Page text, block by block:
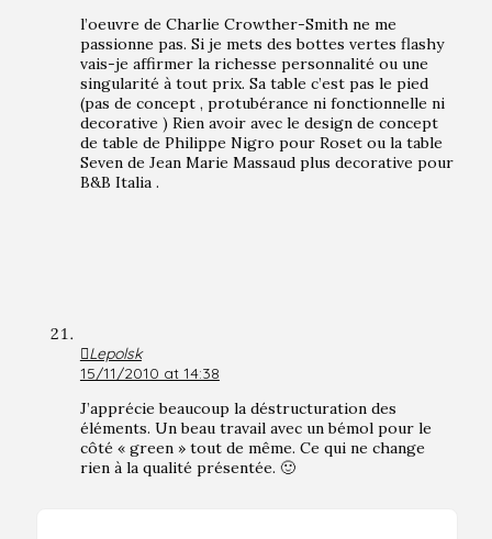
l’oeuvre de Charlie Crowther-Smith ne me
passionne pas. Si je mets des bottes vertes flashy
vais-je affirmer la richesse personnalité ou une
singularité à tout prix. Sa table c’est pas le pied
(pas de concept , protubérance ni fonctionnelle ni
decorative ) Rien avoir avec le design de concept
de table de Philippe Nigro pour Roset ou la table
Seven de Jean Marie Massaud plus decorative pour
B&B Italia .
Lepolsk
15/11/2010 at 14:38
J’apprécie beaucoup la déstructuration des
éléments. Un beau travail avec un bémol pour le
côté « green » tout de même. Ce qui ne change
rien à la qualité présentée. 🙂